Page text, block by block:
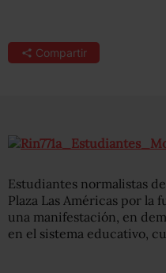
Compartir
Estudiantes normalistas
Plaza Las Américas por la
una manifestación, en
en el sistema educativo,